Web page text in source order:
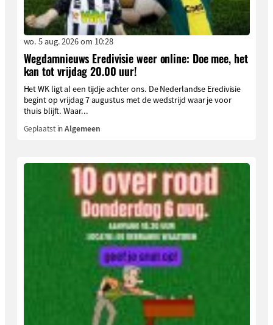
wo. 5 aug. 2026 om 10:28
Wegdamnieuws Eredivisie weer online: Doe mee, het
kan tot vrijdag 20.00 uur!
Het WK ligt al een tijdje achter ons. De Nederlandse Eredivisie
begint op vrijdag 7 augustus met de wedstrijd waar je voor
thuis blijft. Waar...
Geplaatst inAlgemeen